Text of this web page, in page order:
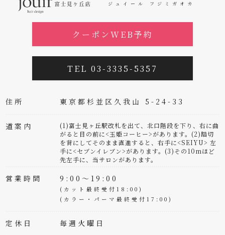
ジュイール フジミガオカ
クーポンWEB予約
TEL 03-3335-5357
住所 東京都杉並区久我山 5-24-33
道案内
(1)富士見ヶ丘駅改札を出て、北口階段を下り、右に曲
がると目の前に<玉姫コーヒー>があります。(2)踏切
を背にしてそのまま直進すると、右手に<SEIYU> 左
手に<セブンイレブン>があります。(3)その10mほど
先左手に、当サロンがあります。
営業時間 9:00～19:00
(カット最終受付18:00)
(カラー・パーマ最終受付17:00)
定休日 毎週火曜日